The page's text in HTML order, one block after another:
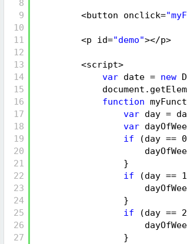
8
9
10
11
12
13
14
15
16
17
18
19
20
21
22
23
24
25
26
27
<button onclick=
<p id="demo"></p>
<script>
var date = new
function
var day =
var
if
(day ==
}
if
(day ==
}
if
(day ==
}